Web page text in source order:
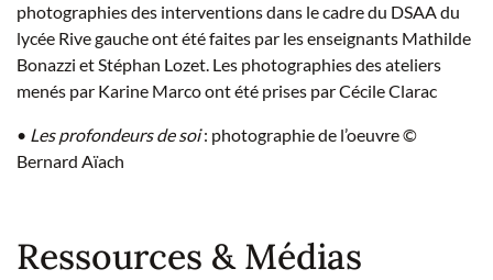
photographies des interventions dans le cadre du DSAA du
lycée Rive gauche ont été faites par les enseignants Mathilde
Bonazzi et Stéphan Lozet. Les photographies des ateliers
menés par Karine Marco ont été prises par Cécile Clarac
• Les profondeurs de soi: photographie de l’oeuvre ©
Bernard Aïach
Ressources & Médias